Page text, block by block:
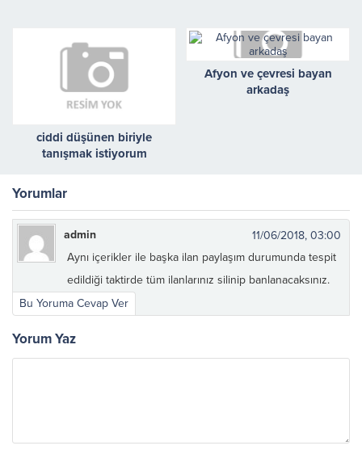
ciddi düşünen biriyle
tanışmak istiyorum
Afyon ve çevresi bayan
arkadaş
Yorumlar
admin
11/06/2018, 03:00
Aynı içerikler ile başka ilan paylaşım durumunda tespit
edildiği taktirde tüm ilanlarınız silinip banlanacaksınız.
Bu Yoruma Cevap Ver
Yorum Yaz